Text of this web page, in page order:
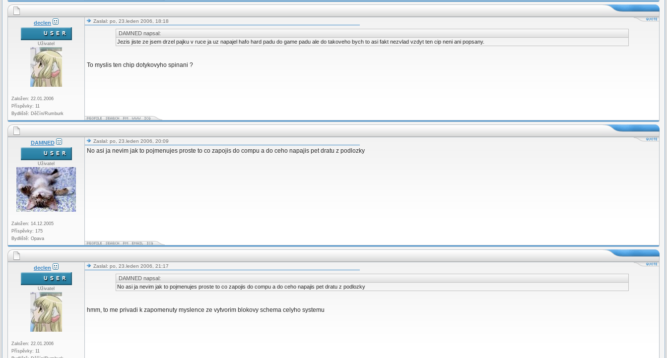
declen
Uživatel
Založen: 22.01.2006
Příspěvky: 11
Bydliště: Děčín/Rumburk
Zaslal: po, 23.leden 2006, 18:18
DAMNED napsal:
Jezis jiste ze jsem drzel pajku v ruce ja uz napajel hafo hard padu do game padu ale do takoveho bych to asi fakt nezvlad vzdyt ten cip neni ani popsany.
To myslis ten chip dotykovyho spinani ?
DAMNED
Uživatel
Založen: 14.12.2005
Příspěvky: 175
Bydliště: Opava
Zaslal: po, 23.leden 2006, 20:09
No asi ja nevim jak to pojmenujes proste to co zapojis do compu a do ceho napajis pet dratu z podlozky
declen
Uživatel
Založen: 22.01.2006
Příspěvky: 11
Zaslal: po, 23.leden 2006, 21:17
DAMNED napsal:
No asi ja nevim jak to pojmenujes proste to co zapojis do compu a do ceho napajis pet dratu z podlozky
hmm, to me privadi k zapomenuty myslence ze vytvorim blokovy schema celyho systemu